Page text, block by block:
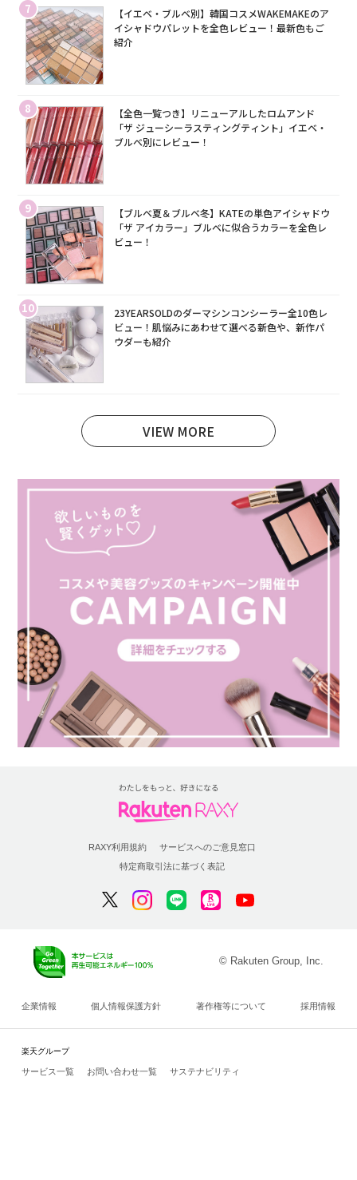
7
【イエベ・ブルベ別】韓国コスメWAKEMAKEのア
イシャドウパレットを全色レビュー！最新色もご
紹介
8
【全色一覧つき】リニューアルしたロムアンド
「ザ ジューシーラスティングティント」イエベ・
ブルベ別にレビュー！
9
【ブルベ夏＆ブルベ冬】KATEの単色アイシャドウ
「ザ アイカラー」ブルベに似合うカラーを全色レ
ビュー！
10
23YEARSOLDのダーマシンコンシーラー全10色レ
ビュー！肌悩みにあわせて選べる新色や、新作パ
ウダーも紹介
VIEW MORE
RAXY利用規約
サービスへのご意見窓口
特定商取引法に基づく表記
© Rakuten Group, Inc.
企業情報 個人情報保護方針 著作権等について 採用情報
楽天グループ
サービス一覧 お問い合わせ一覧 サステナビリティ